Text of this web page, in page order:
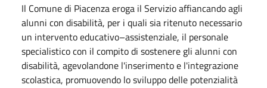
Il Comune di Piacenza eroga il Servizio affiancando agli
alunni con disabilità, per i quali sia ritenuto necessario
un intervento educativo–assistenziale, il personale
specialistico con il compito di sostenere gli alunni con
disabilità, agevolandone l'inserimento e l'integrazione
scolastica, promuovendo lo sviluppo delle potenzialità